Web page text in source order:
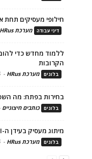
חילופי מעסיקים תחת
דיני עבודה מערכת HRus
ללמוד מחדש כדי
הקרובות
בלוגים מערכת HRus -
בחירות בפתח: מה
בלוגים כותבים חיצוניים
מיתוג מעסיק בעידן ה-AI: המנוע הכלכלי של גיוס ושימור טלנטים
בלוגים מערכת HRus -